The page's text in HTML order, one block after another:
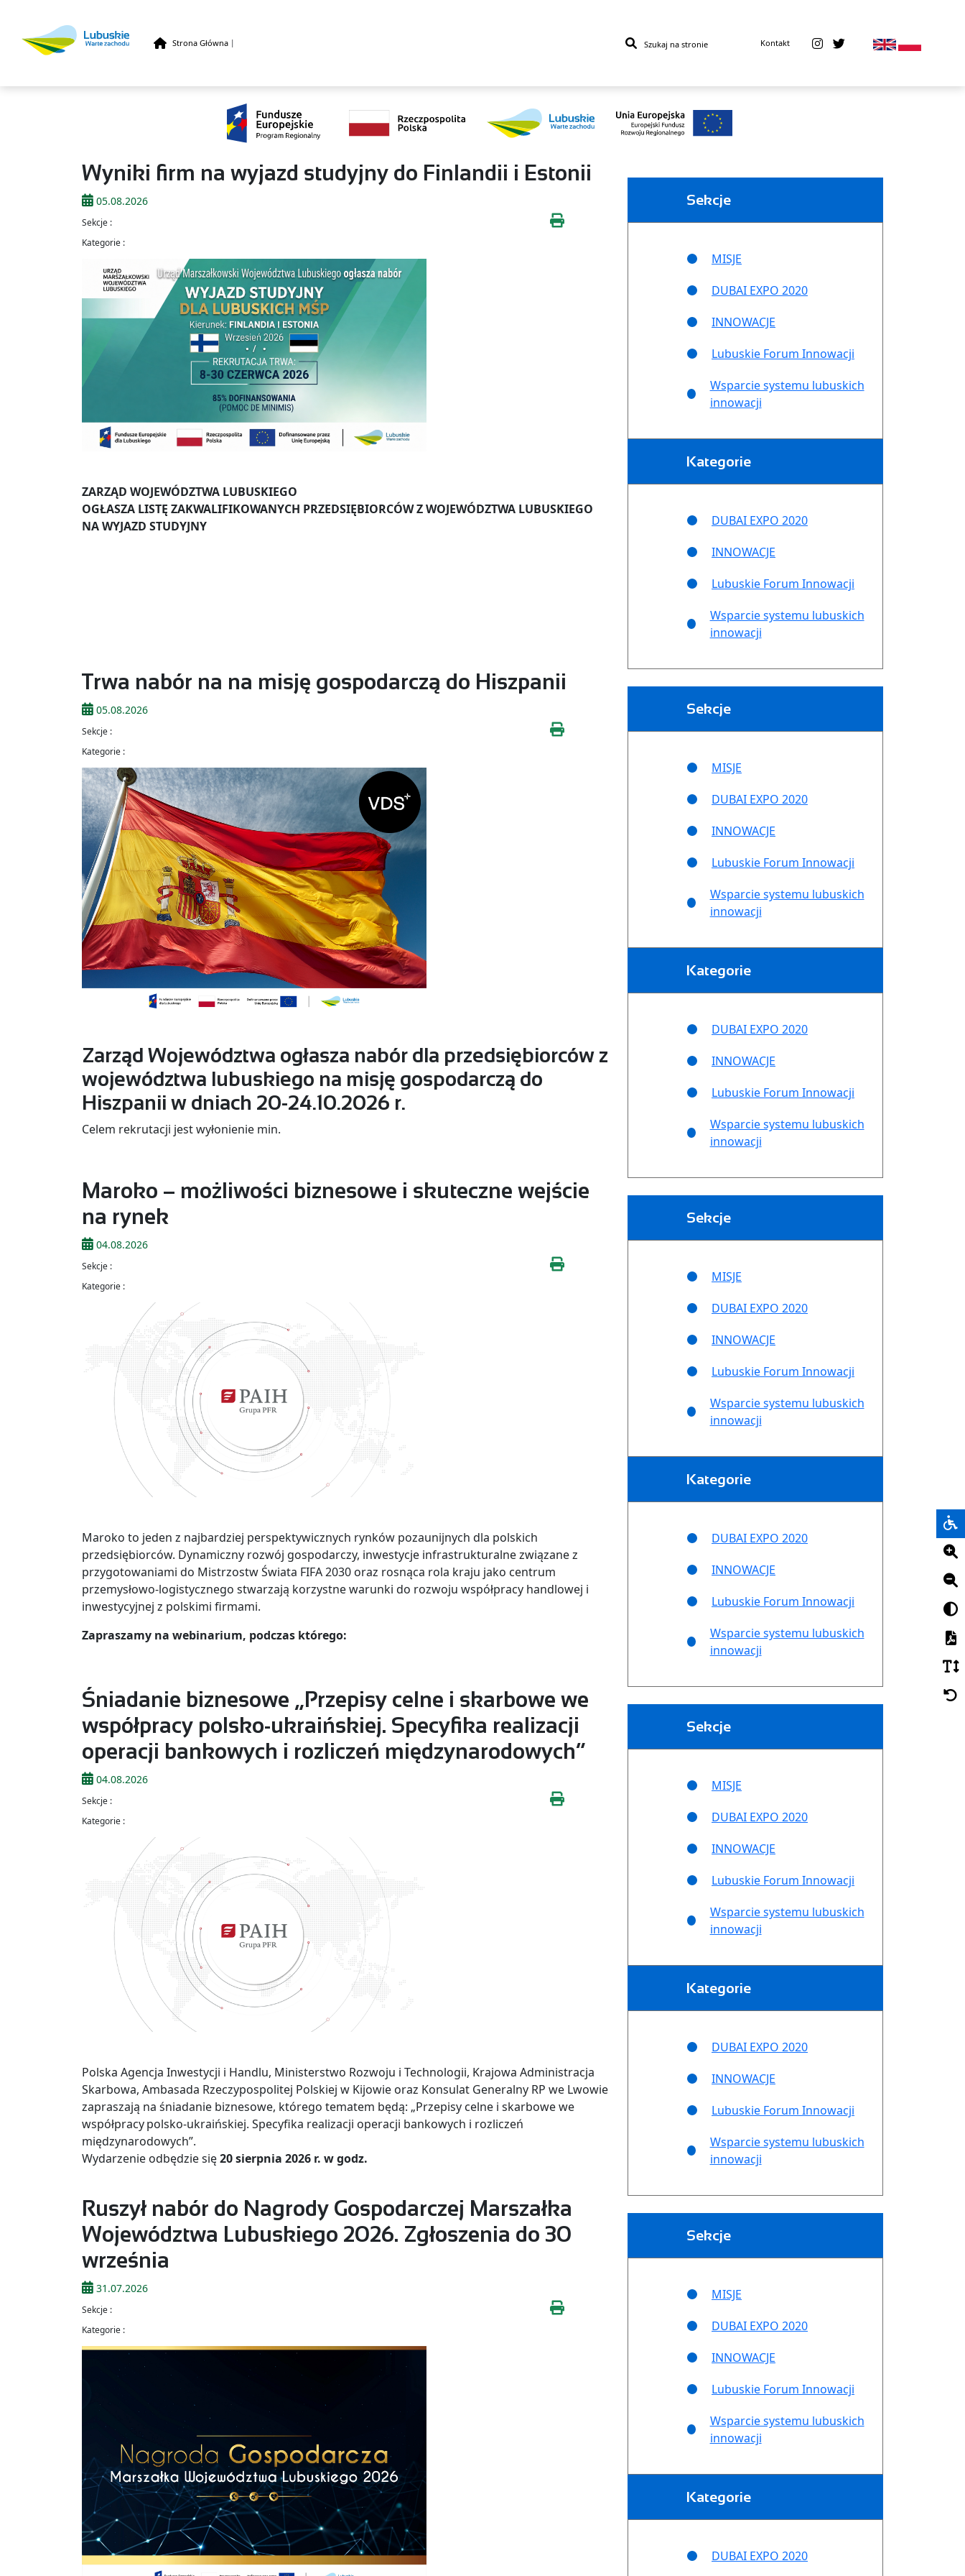
Strona Główna | Kontakt
Wyniki firm na wyjazd studyjny do Finlandii i Estonii
05.08.2026
Sekcje :
Kategorie :
ZARZĄD WOJEWÓDZTWA LUBUSKIEGO
OGŁASZA LISTĘ ZAKWALIFIKOWANYCH PRZEDSIĘBIORCÓW Z WOJEWÓDZTWA LUBUSKIEGO
NA WYJAZD STUDYJNY
Sekcje
MISJE
DUBAI EXPO 2020
INNOWACJE
Lubuskie Forum Innowacji
Wsparcie systemu lubuskich
innowacji
Kategorie
DUBAI EXPO 2020
INNOWACJE
Lubuskie Forum Innowacji
Wsparcie systemu lubuskich
innowacji
Trwa nabór na na misję gospodarczą do Hiszpanii
05.08.2026
Sekcje :
Kategorie :
Zarząd Województwa ogłasza nabór dla przedsiębiorców z
województwa lubuskiego na misję gospodarczą do
Hiszpanii w dniach 20-24.10.2026 r.
Celem rekrutacji jest wyłonienie min.
Sekcje
MISJE
DUBAI EXPO 2020
INNOWACJE
Lubuskie Forum Innowacji
Wsparcie systemu lubuskich
innowacji
Kategorie
DUBAI EXPO 2020
INNOWACJE
Lubuskie Forum Innowacji
Wsparcie systemu lubuskich
innowacji
Maroko – możliwości biznesowe i skuteczne wejście
na rynek
04.08.2026
Sekcje :
Kategorie :
Maroko to jeden z najbardziej perspektywicznych rynków pozaunijnych dla polskich
przedsiębiorców. Dynamiczny rozwój gospodarczy, inwestycje infrastrukturalne związane z
przygotowaniami do Mistrzostw Świata FIFA 2030 oraz rosnąca rola kraju jako centrum
przemysłowo-logistycznego stwarzają korzystne warunki do rozwoju współpracy handlowej i
inwestycyjnej z polskimi firmami.
Zapraszamy na webinarium, podczas którego:
Sekcje
MISJE
DUBAI EXPO 2020
INNOWACJE
Lubuskie Forum Innowacji
Wsparcie systemu lubuskich
innowacji
Kategorie
DUBAI EXPO 2020
INNOWACJE
Lubuskie Forum Innowacji
Wsparcie systemu lubuskich
innowacji
Śniadanie biznesowe „Przepisy celne i skarbowe we
współpracy polsko-ukraińskiej. Specyfika realizacji
operacji bankowych i rozliczeń międzynarodowych”
04.08.2026
Sekcje :
Kategorie :
Polska Agencja Inwestycji i Handlu, Ministerstwo Rozwoju i Technologii, Krajowa Administracja
Skarbowa, Ambasada Rzeczypospolitej Polskiej w Kijowie oraz Konsulat Generalny RP we Lwowie
zapraszają na śniadanie biznesowe, którego tematem będą: „Przepisy celne i skarbowe we
współpracy polsko-ukraińskiej. Specyfika realizacji operacji bankowych i rozliczeń
międzynarodowych”.
Wydarzenie odbędzie się20 sierpnia 2026 r. w godz.
Sekcje
MISJE
DUBAI EXPO 2020
INNOWACJE
Lubuskie Forum Innowacji
Wsparcie systemu lubuskich
innowacji
Kategorie
DUBAI EXPO 2020
INNOWACJE
Lubuskie Forum Innowacji
Wsparcie systemu lubuskich
innowacji
Ruszył nabór do Nagrody Gospodarczej Marszałka
Województwa Lubuskiego 2026. Zgłoszenia do 30
września
31.07.2026
Sekcje :
Kategorie :
Sekcje
MISJE
DUBAI EXPO 2020
INNOWACJE
Lubuskie Forum Innowacji
Wsparcie systemu lubuskich
innowacji
Kategorie
DUBAI EXPO 2020